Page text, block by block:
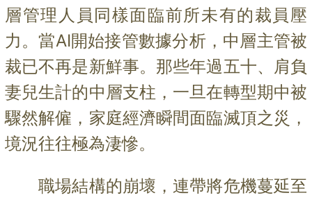
層管理人員同樣面臨前所未有的裁員壓
力。當AI開始接管數據分析，中層主管被
裁已不再是新鮮事。那些年過五十、肩負
妻兒生計的中層支柱，一旦在轉型期中被
驟然解僱，家庭經濟瞬間面臨滅頂之災，
境況往往極為淒慘。
職場結構的崩壞，連帶將危機蔓延至